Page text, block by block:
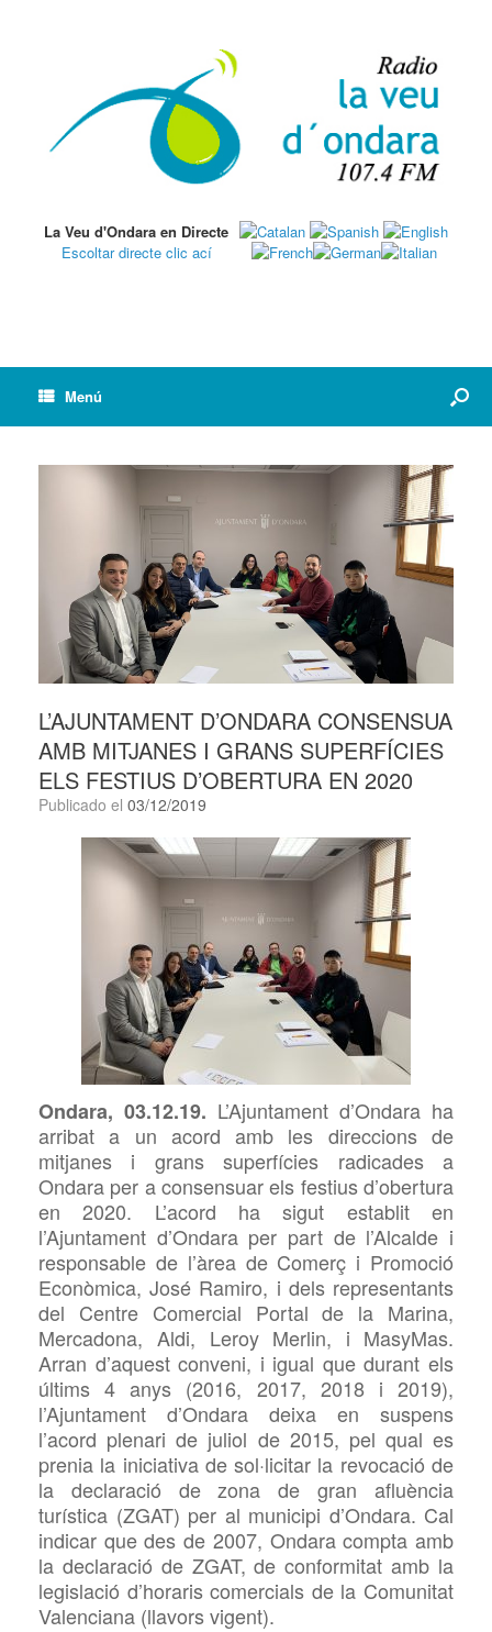
La Veu d'Ondara en Directe
Escoltar directe clic ací
Menú
L’AJUNTAMENT D’ONDARA CONSENSUA
AMB MITJANES I GRANS SUPERFÍCIES
ELS FESTIUS D’OBERTURA EN 2020
Publicado el 03/12/2019
Ondara, 03.12.19. L’Ajuntament d’Ondara ha
arribat a un acord amb les direccions de
mitjanes i grans superfícies radicades a
Ondara per a consensuar els festius d’obertura
en 2020. L’acord ha sigut establit en
l’Ajuntament d’Ondara per part de l’Alcalde i
responsable de l’àrea de Comerç i Promoció
Econòmica, José Ramiro, i dels representants
del Centre Comercial Portal de la Marina,
Mercadona, Aldi, Leroy Merlin, i MasyMas.
Arran d’aquest conveni, i igual que durant els
últims 4 anys (2016, 2017, 2018 i 2019),
l’Ajuntament d’Ondara deixa en suspens
l’acord plenari de juliol de 2015, pel qual es
prenia la iniciativa de sol·licitar la revocació de
la declaració de zona de gran afluència
turística (ZGAT) per al municipi d’Ondara. Cal
indicar que des de 2007, Ondara compta amb
la declaració de ZGAT, de conformitat amb la
legislació d’horaris comercials de la Comunitat
Valenciana (llavors vigent).